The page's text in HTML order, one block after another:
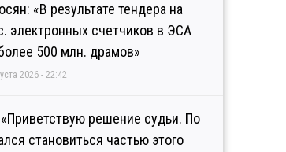
«В результате тендера на
электронных счетчиков в ЭСА
500 млн. драмов»
2026 - 22:42
решение судьи. По
становиться частью этого